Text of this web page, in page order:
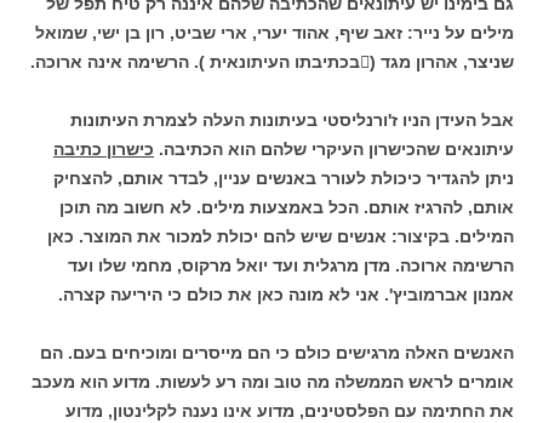
גם בימינו יש עיתונאים שהכתיבה שלהם איננה רק טיח תפל של
מילים על נייר: זאב שיף, אהוד יערי, ארי שביט, רון בן ישי, שמואל
שניצר, אהרון מגד (בכתיבתו העיתונאית ). הרשימה אינה ארוכה.
אבל העידן הניו ז'ורנליסטי בעיתונות העלה לצמרת העיתונות
עיתונאים שהכישרון העיקרי שלהם הוא הכתיבה. כישרון כתיבה
ניתן להגדיר כיכולת לעורר באנשים עניין, לבדר אותם, להצחיק
אותם, להרגיז אותם. הכל באמצעות מילים. לא חשוב מה תוכן
המילים. בקיצור: אנשים שיש להם יכולת למכור את המוצר. כאן
הרשימה ארוכה. מדן מרגלית ועד יואל מרקוס, מחמי שלו ועד
אמנון אברמוביץ'. אני לא מונה כאן את כולם כי היריעה קצרה.
האנשים האלה מרגישים כולם כי הם מייסרים ומוכיחים בעם. הם
אומרים לראש הממשלה מה טוב ומה רע לעשות. מדוע הוא מעכב
את החתימה עם הפלסטינים, מדוע אינו נענה לקלינטון, מדוע